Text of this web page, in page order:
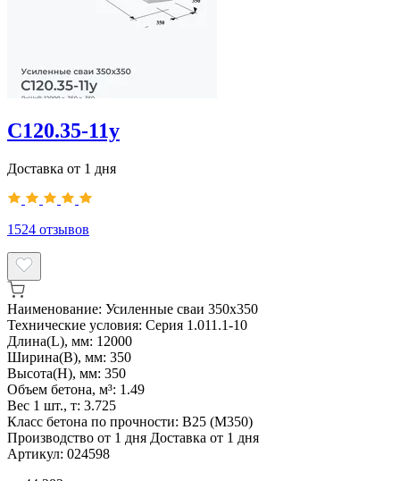
С120.35-11у
Доставка от 1 дня
1524 отзывов
Наименование: Усиленные сваи 350х350
Технические условия: Серия 1.011.1-10
Длина(L), мм: 12000
Ширина(B), мм: 350
Высота(H), мм: 350
Объем бетона, м³: 1.49
Вес 1 шт., т: 3.725
Класс бетона по прочности: В25 (М350)
Производство от 1 дня Доставка от 1 дня
Артикул: 024598